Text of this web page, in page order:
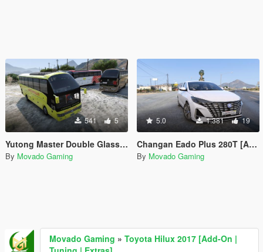
541 5
Yutong Master Double Glass ZK6122H9 Liveries
By Movado Gaming
5.0 1.381 19
Changan Eado Plus 280T [Add-On]
By Movado Gaming
Movado Gaming » Toyota Hilux 2017 [Add-On |